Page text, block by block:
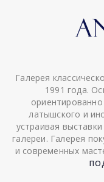
Галерея
1991 года.
латышского и
устраивая
галереи. Галерея
и современных